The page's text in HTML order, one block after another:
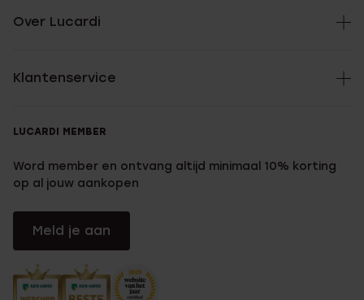
Over Lucardi
Klantenservice
LUCARDI MEMBER
Word member en ontvang altijd minimaal 10% korting
op al jouw aankopen
Meld je aan